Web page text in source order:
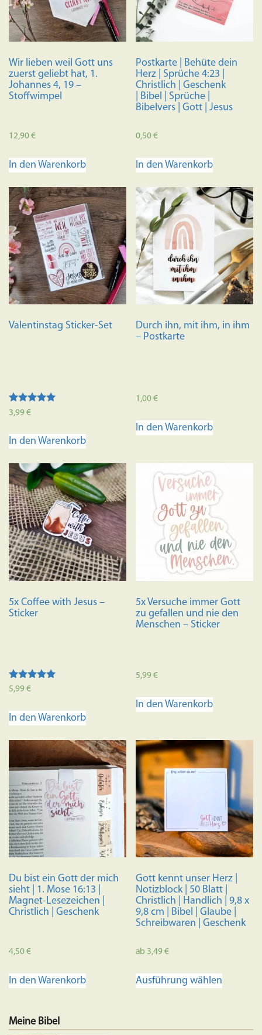
Wir lieben weil Gott uns
zuerst geliebt hat, 1.
Johannes 4, 19 –
Stoffwimpel
12,90€
In den Warenkorb
Postkarte | Behüte dein
Herz | Sprüche 4:23 |
Christlich | Geschenk
| Bibel | Sprüche |
Bibelvers | Gott | Jesus
0,50€
In den Warenkorb
Valentinstag Sticker-Set
Bewertet mit
5.00
3,99€
In den Warenkorb
Durch ihn, mit ihm, in ihm
– Postkarte
1,00€
In den Warenkorb
5x Coffee with Jesus –
Sticker
Bewertet mit
5,99€
In den Warenkorb
5x Versuche immer Gott
zu gefallen und nie den
Menschen – Sticker
5,99€
In den Warenkorb
Du bist ein Gott der mich
sieht | 1. Mose 16:13 |
Magnet-Lesezeichen |
Christlich | Geschenk
4,50€
In den Warenkorb
Gott kennt unser Herz |
Notizblock | 50 Blatt |
Christlich | Handlich | 9,8 x
9,8 cm | Bibel | Glaube |
Schreibwaren | Geschenk
ab 3,49€
Ausführung wählen
Meine Bibel